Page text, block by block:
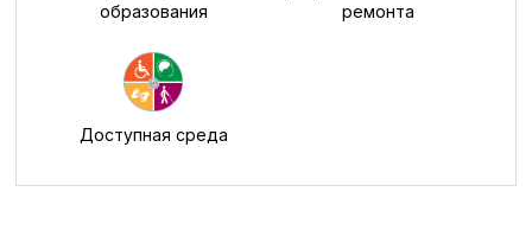
образования
ремонта
Доступная среда